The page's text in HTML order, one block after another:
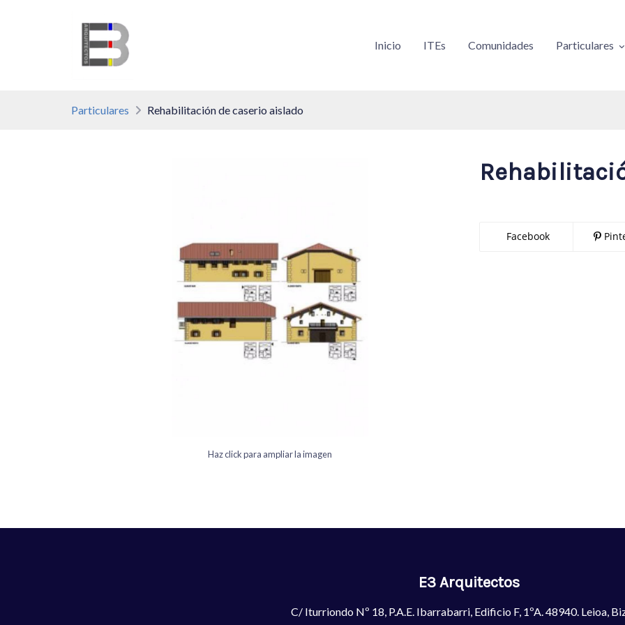
Inicio ITEs Comunidades Particulares
Particulares Rehabilitación de caserio aislado
Haz click para ampliar la imagen
Facebook
E3 Arquitectos
C/ Iturriondo Nº 18, P.A.E. Ibarrabarri, Edificio F, 1ºA. 48940. Leioa,